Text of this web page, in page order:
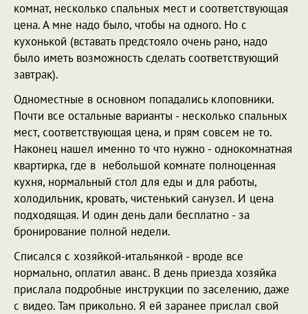
комнат, несколько спальных мест и соответствующая
цена. А мне надо было, чтобы на одного. Но с
кухонькой (вставать предстояло очень рано, надо
было иметь возможность сделать соответствующий
завтрак).
Одноместные в основном попадались клоповники.
Почти все остальные варианты - несколько спальных
мест, соответствующая цена, и прям совсем не то.
Наконец нашел именно то что нужно - однокомнатная
квартирка, где в небольшой комнате полноценная
кухня, нормальный стол для еды и для работы,
холодильник, кровать, чистенький санузел. И цена
подходящая. И один день дали бесплатно - за
бронирование полной недели.
Списался с хозяйкой-итальянкой - вроде все
нормально, оплатил аванс. В день приезда хозяйка
прислала подробные инструкции по заселению, даже
с видео. Там прикольно. Я ей заранее прислал свой